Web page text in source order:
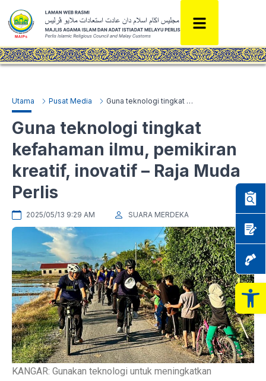
Utama Pusat Media Guna teknologi tingkat kefahaman ilmu, pemikiran kreatif, inovatif – Raja Muda Perlis
Guna teknologi tingkat
kefahaman ilmu, pemikiran
kreatif, inovatif – Raja Muda
Perlis
2025/05/13 9:29 AM SUARA MERDEKA
KANGAR: Gunakan teknologi untuk meningkatkan